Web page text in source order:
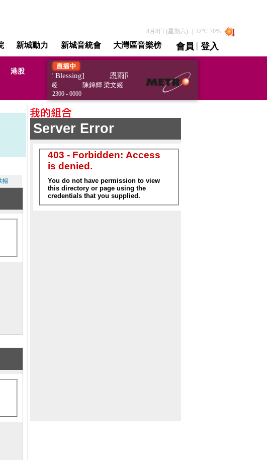
8月8日 (星期六) ｜ 32°C 70%
新城動力 新城音統會 大灣區音樂榜 會員 | 登入
直播 / 重溫
港股
[Showers of Blessing] 恩雨同路人 [Showers of Blessing]
陳錦輝 梁文姬 陳錦輝 梁文姬
2300 - 0000
幅